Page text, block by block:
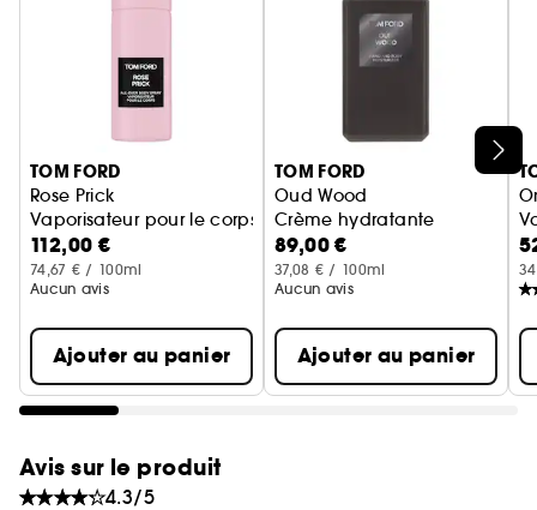
Inspiré par les temples remplis d'encens qui
engagent les sens, l'esprit, le corps et l'âme.
Ignorer le carrousel produits
TOM FORD
Rose Prick
Vaporisateur pour le corps
112,00 €
74,67 € / 100ml
Aucun avis
Ajouter au panier
TOM FORD
Oud Wood
Crème hydratante
89,00 €
37,08 € / 100ml
Aucun avis
Ajouter au panier
Avis sur le produit
4.3/5